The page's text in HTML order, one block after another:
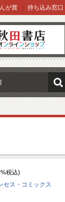
ンショップ
が賞 持ち込み窓口
検索
税込)
セス・コミックス